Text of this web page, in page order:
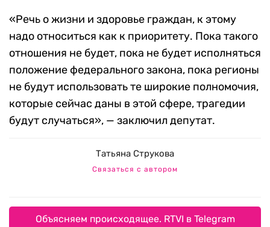
«Речь о жизни и здоровье граждан, к этому
надо относиться как к приоритету. Пока такого
отношения не будет, пока не будет исполняться
положение федерального закона, пока регионы
не будут использовать те широкие полномочия,
которые сейчас даны в этой сфере, трагедии
будут случаться», — заключил депутат.
Татьяна Струкова
Связаться с автором
Объясняем происходящее. RTVI в Telegram